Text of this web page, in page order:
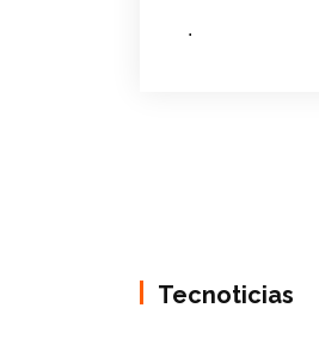
.
Tecnoticias